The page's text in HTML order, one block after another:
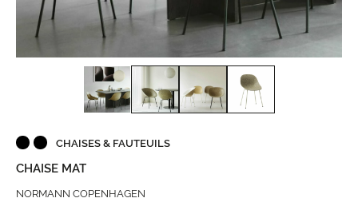
CHAISES & FAUTEUILS
CHAISE MAT
NORMANN COPENHAGEN